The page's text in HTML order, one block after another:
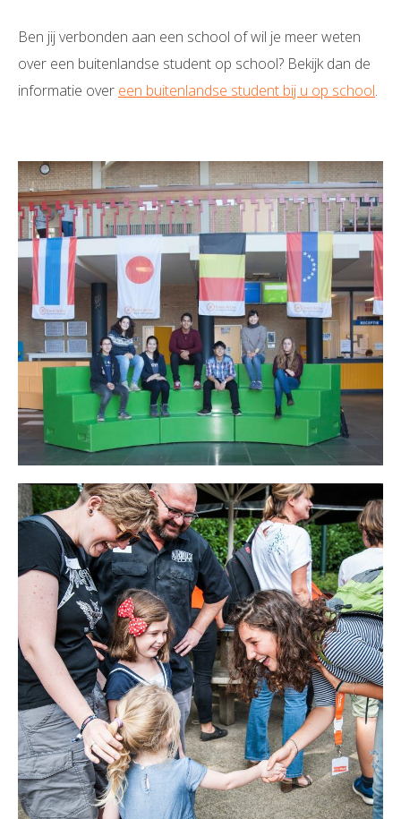
Ben jij verbonden aan een school of wil je meer weten
over een buitenlandse student op school? Bekijk dan de
informatie over een buitenlandse student bij u op school.